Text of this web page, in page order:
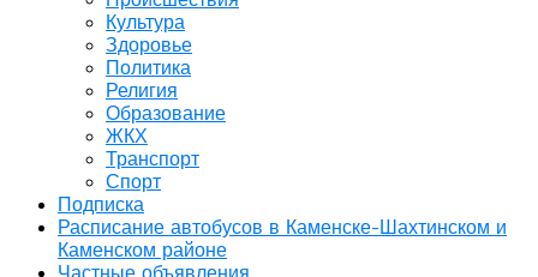
Культура
Здоровье
Политика
Религия
Образование
ЖКХ
Транспорт
Спорт
Подписка
Расписание автобусов в Каменске-Шахтинском и
Каменском районе